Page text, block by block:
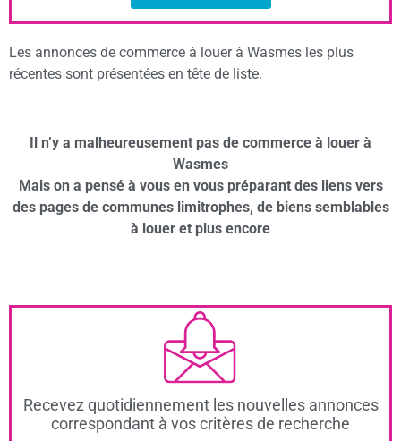
Les annonces de commerce à louer à Wasmes les plus
récentes sont présentées en tête de liste.
Il n’y a malheureusement pas de commerce à louer à
Wasmes
Mais on a pensé à vous en vous préparant des liens vers
des pages de communes limitrophes, de biens semblables
à louer et plus encore
Recevez quotidiennement les nouvelles annonces
correspondant à vos critères de recherche